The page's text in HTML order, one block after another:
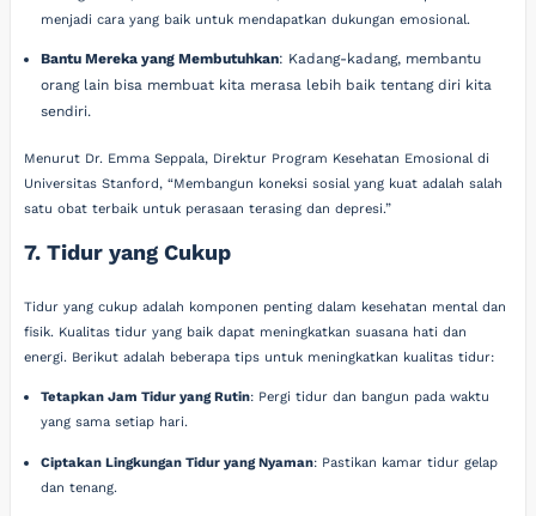
menjadi cara yang baik untuk mendapatkan dukungan emosional.
Bantu Mereka yang Membutuhkan: Kadang-kadang, membantu
orang lain bisa membuat kita merasa lebih baik tentang diri kita
sendiri.
Menurut Dr. Emma Seppala, Direktur Program Kesehatan Emosional di
Universitas Stanford, “Membangun koneksi sosial yang kuat adalah salah
satu obat terbaik untuk perasaan terasing dan depresi.”
7. Tidur yang Cukup
Tidur yang cukup adalah komponen penting dalam kesehatan mental dan
fisik. Kualitas tidur yang baik dapat meningkatkan suasana hati dan
energi. Berikut adalah beberapa tips untuk meningkatkan kualitas tidur:
Tetapkan Jam Tidur yang Rutin: Pergi tidur dan bangun pada waktu
yang sama setiap hari.
Ciptakan Lingkungan Tidur yang Nyaman: Pastikan kamar tidur gelap
dan tenang.